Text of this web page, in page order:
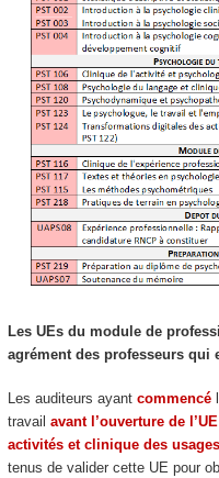
Les UEs du module de
agrémentdes professeurs qui
Les auditeurs ayant commencé
travail avant l’ouverture de
activités et clinique des usages
tenus de valider cette UE pour